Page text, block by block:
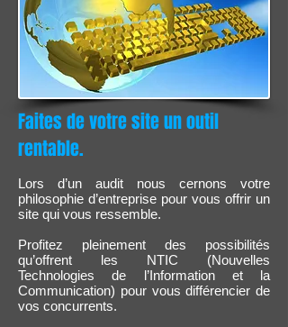
Faites de votre site un outil
rentable.
Lors d’un audit nous cernons votre
philosophie d’entreprise pour vous offrir un
site qui vous ressemble.
Profitez pleinement des possibilités
qu’offrent les NTIC (Nouvelles
Technologies de l’Information et la
Communication) pour vous différencier de
vos concurrents.